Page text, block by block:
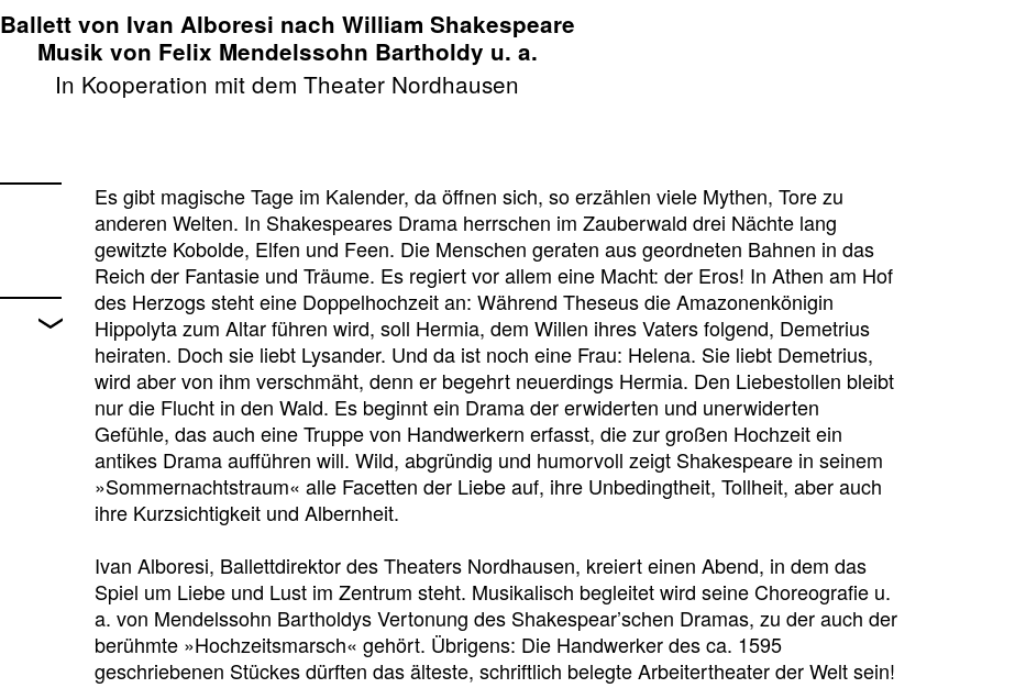
Ballett von Ivan Alboresi nach William Shakespeare
Musik von Felix Mendelssohn Bartholdy u. a.
In Kooperation mit dem Theater Nordhausen
Es gibt magische Tage im Kalender, da öffnen sich, so erzählen viele Mythen, Tore zu
anderen Welten. In Shakespeares Drama herrschen im Zauberwald drei Nächte lang
gewitzte Kobolde, Elfen und Feen. Die Menschen geraten aus geordneten Bahnen in das
Reich der Fantasie und Träume. Es regiert vor allem eine Macht: der Eros! In Athen am Hof
des Herzogs steht eine Doppelhochzeit an: Während Theseus die Amazonenkönigin
Hippolyta zum Altar führen wird, soll Hermia, dem Willen ihres Vaters folgend, Demetrius
heiraten. Doch sie liebt Lysander. Und da ist noch eine Frau: Helena. Sie liebt Demetrius,
wird aber von ihm verschmäht, denn er begehrt neuerdings Hermia. Den Liebestollen bleibt
nur die Flucht in den Wald. Es beginnt ein Drama der erwiderten und unerwiderten
Gefühle, das auch eine Truppe von Handwerkern erfasst, die zur großen Hochzeit ein
antikes Drama aufführen will. Wild, abgründig und humorvoll zeigt Shakespeare in seinem
»Sommernachtstraum« alle Facetten der Liebe auf, ihre Unbedingtheit, Tollheit, aber auch
ihre Kurzsichtigkeit und Albernheit.
Ivan Alboresi, Ballettdirektor des Theaters Nordhausen, kreiert einen Abend, in dem das
Spiel um Liebe und Lust im Zentrum steht. Musikalisch begleitet wird seine Choreografie u.
a. von Mendelssohn Bartholdys Vertonung des Shakespear’schen Dramas, zu der auch der
berühmte »Hochzeitsmarsch« gehört. Übrigens: Die Handwerker des ca. 1595
geschriebenen Stückes dürften das älteste, schriftlich belegte Arbeitertheater der Welt sein!